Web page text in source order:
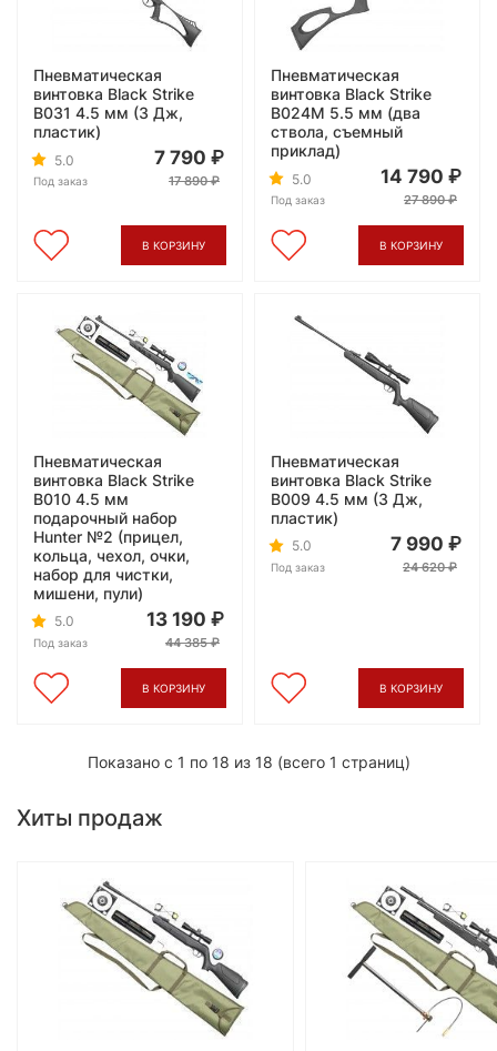
Пневматическая
винтовка Black Strike
B031 4.5 мм (3 Дж,
пластик)
5.0
Под заказ
7 790
17 890
В КОРЗИНУ
Пневматическая
винтовка Black Strike
B024M 5.5 мм (два
ствола, съемный
приклад)
5.0
Под заказ
14 790
27 890
В КОРЗИНУ
Пневматическая
винтовка Black Strike
B010 4.5 мм
подарочный набор
Hunter №2 (прицел,
кольца, чехол, очки,
набор для чистки,
мишени, пули)
5.0
Под заказ
13 190
44 385
В КОРЗИНУ
Пневматическая
винтовка Black Strike
B009 4.5 мм (3 Дж,
пластик)
5.0
Под заказ
7 990
24 620
В КОРЗИНУ
Показано с 1 по 18 из 18 (всего 1 страниц)
Хиты продаж